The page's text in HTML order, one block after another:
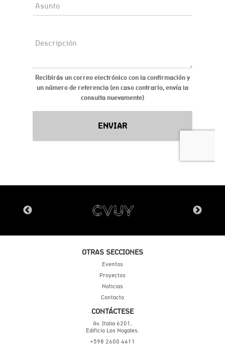
OTRAS SECCIONES
Eventos
Proyectos
Noticias
Contacto
CONTÁCTESE
Av. Italia 6201,
Edificio Los Nogales.
+598 2600 4411